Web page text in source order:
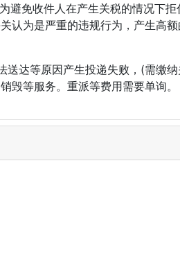
避免收件人在产生关税的情况下
认为是严重的违规行为，产生高
送达等原因产生投递失败，(需缴
毁等服务。重派等费用需要单询。